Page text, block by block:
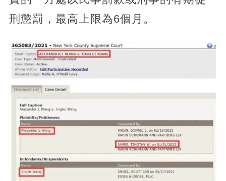
刑懲罰，最高上限為6個月。